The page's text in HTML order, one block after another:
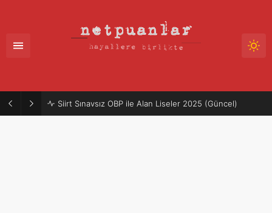
Siirt Sınavsız OBP ile Alan Liseler 2025 (Güncel)